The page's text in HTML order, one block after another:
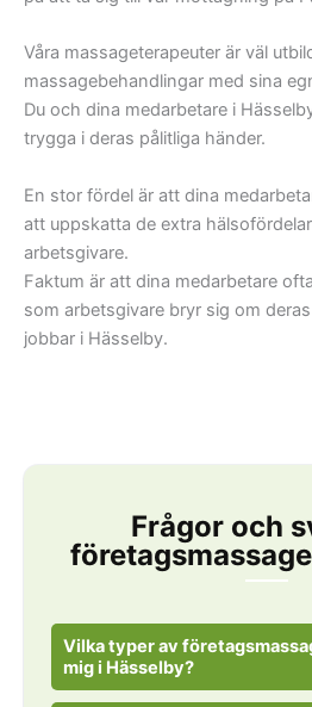
Våra massageterapeuter är väl
massagebehandlingar med sina
Du och dina medarbetare i
trygga i deras pålitliga händer.
En stor fördel är att dina
att uppskatta de extra
arbetsgivare.
Faktum är att dina medarbetare
som arbetsgivare bryr sig om
jobbar i Hässelby.
Frågor och
Vilka typer av
mig i Hässelby?